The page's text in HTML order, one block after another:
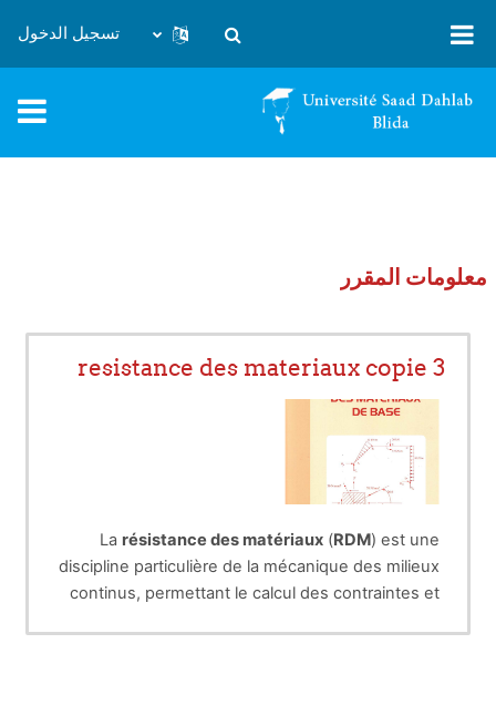
تبديل إدخال البحث
تسجيل الدخول
معلومات المقرر
resistance des materiaux copie 3
La résistance des matériaux (RDM) est une
discipline particulière de la mécanique des milieux
continus, permettant le calcul des contraintes et